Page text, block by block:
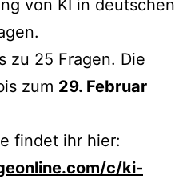
von KI in deutschen
zu 25 Fragen. Die
zum 29. Februar
findet ihr hier:
c/ki-